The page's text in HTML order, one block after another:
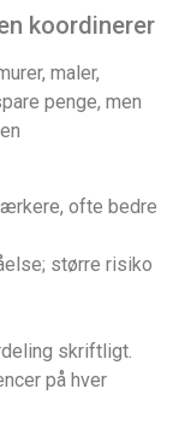
koordinerer
maler,
penge, men
ofte bedre
større risiko
skriftligt.
på hver